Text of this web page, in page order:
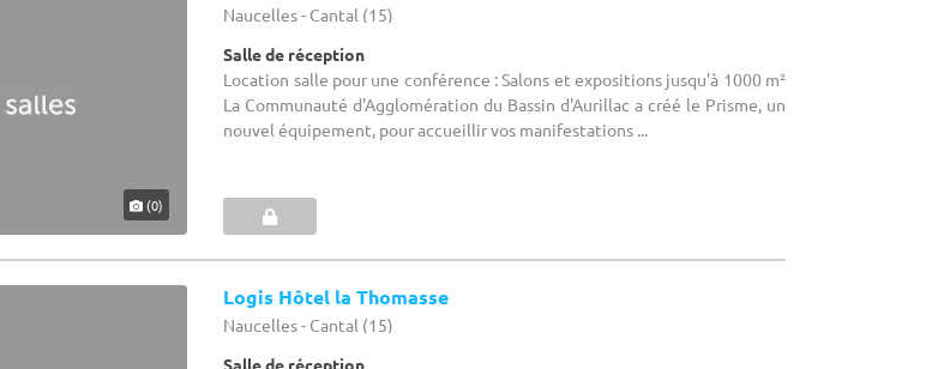
(0)
Naucelles - Cantal (15)
Salle de réception
Location salle pour une conférence : Salons et expositions jusqu'à 1000 m²
La Communauté d'Agglomération du Bassin d'Aurillac a créé le Prisme, un
nouvel équipement, pour accueillir vos manifestations ...
Logis Hôtel la Thomasse
Naucelles - Cantal (15)
Salle de réception